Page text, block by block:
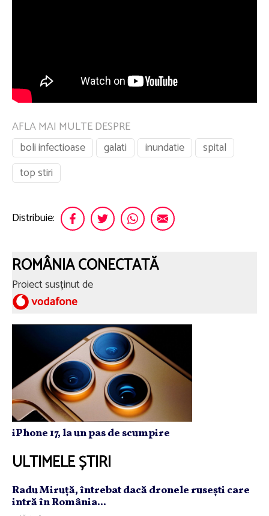
AFLA MAI MULTE DESPRE
boli infectioase
galati inundatie
spital
top stiri
Distribuie:
ROMÂNIA CONECTATĂ
Proiect susținut de
iPhone 17, la un pas de scumpire
ULTIMELE ȘTIRI
Radu Miruţă, întrebat dacă dronele ruseşti care
intră în România...